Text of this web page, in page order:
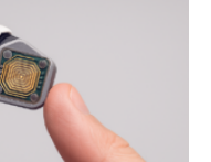
Die
Begleitung
Das Ziel ist
der Person
unterstützt